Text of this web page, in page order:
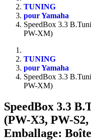
TUNING
pour Yamaha
SpeedBox 3.3
PW-XM)
TUNING
pour Yamaha
SpeedBox 3.3
PW-XM)
SpeedBox 3.3
(PW-X3, PW-
Emballage: Boîte